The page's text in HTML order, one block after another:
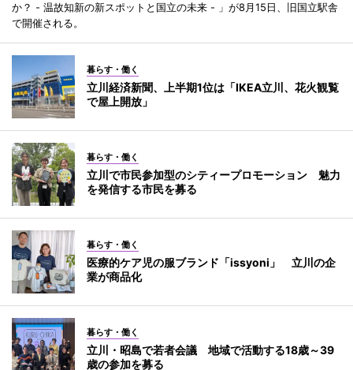
か？ - 温故知新の新スポットと国立の未来 - 」が8月15日、旧国立駅舎
で開催される。
暮らす・働く
立川経済新聞、上半期1位は「IKEA立川、花火観覧
で屋上開放」
暮らす・働く
立川で市民参加型のシティープロモーション 魅力
を発信する市民を募る
暮らす・働く
医療的ケア児の服ブランド「issyoni」 立川の企
業が商品化
暮らす・働く
立川・昭島で若者会議 地域で活動する18歳～39
歳の参加を募る